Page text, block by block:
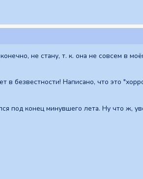
не стану, т. к. она не совсем в
безвестности! Написано, что это
под конец минувшего лета. Ну что ж,